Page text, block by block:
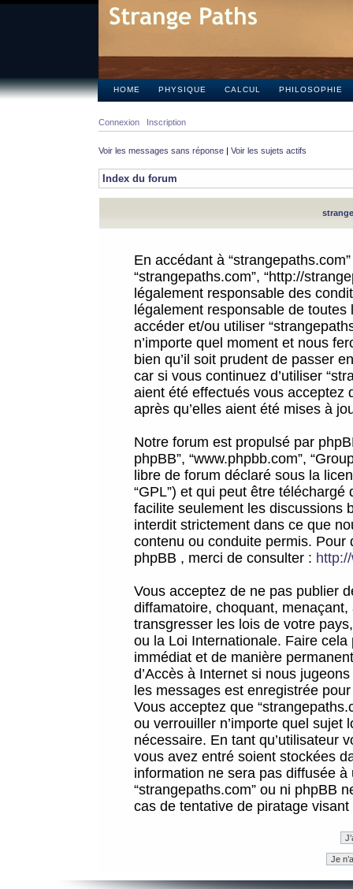
HOME PHYSIQUE CALCUL PHILOSOPHIE
Connexion Inscription
Voir les messages sans réponse | Voir les sujets actifs
Index du forum
En accédant à
“strangepaths.com”, “http://
légalement responsable des
légalement responsable de
accéder et/ou utiliser
n’importe quel moment et nous
bien qu’il soit prudent de passer
car si vous continuez d’utiliser
aient été effectués vous acceptez
après qu’elles aient été mises à
Notre forum est propulsé par
phpBB”, “www.phpbb.com”,
libre de forum déclaré sous la
“GPL”) et qui peut être téléchargé
facilite seulement les discussions
interdit strictement dans ce que
contenu ou conduite permis.
phpBB , merci de consulter :
Vous acceptez de ne pas publier
diffamatoire, choquant,
transgresser les lois de votre
ou la Loi Internationale. Faire
immédiat et de manière
d’Accès à Internet si nous
les messages est enregistrée
Vous acceptez que
ou verrouiller n’importe quel sujet
nécessaire. En tant qu’utilisateur
vous avez entré soient stockées
information ne sera pas diffusée
“strangepaths.com” ou ni phpBB
cas de tentative de piratage